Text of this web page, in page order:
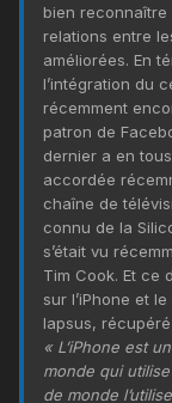
bien reconnaître
relations entre
améliorées. En
l’intégration du
récemment
patron de
dernier a en
accordée
chaîne de
connu de la
s’était vu
Tim Cook. Et ce
sur l’iPhone et
lapsus,
« L’iPhone est
monde qui
de monde